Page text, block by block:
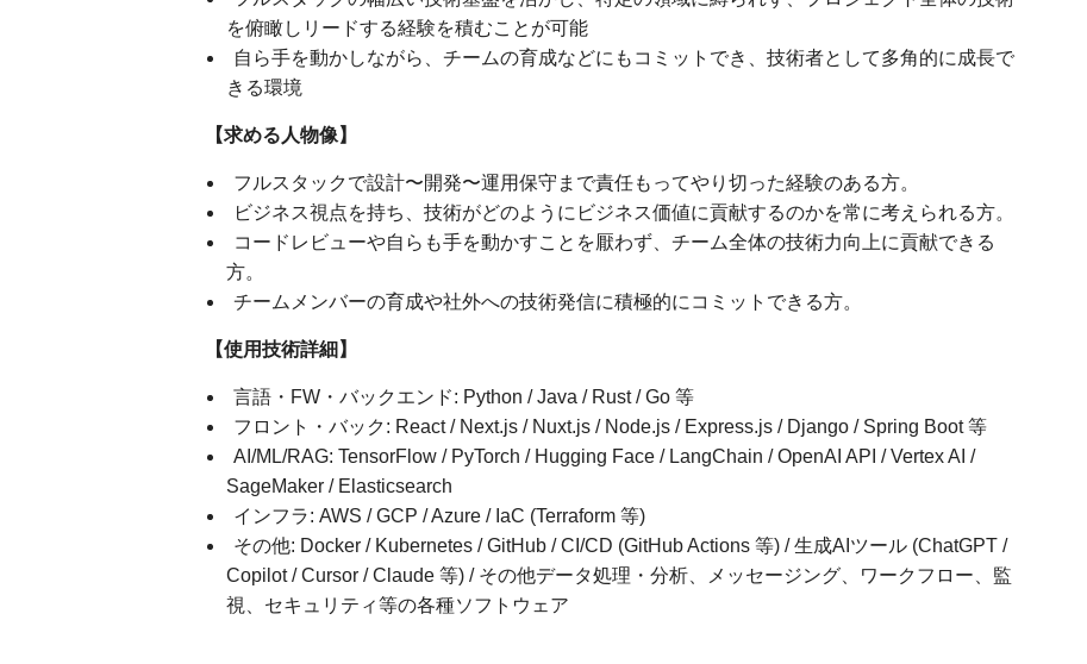
を俯瞰しリードする経験を積むことが可能
自ら手を動かしながら、チームの育成などにもコミットでき、技術者として多角的に成長で
きる環境
【求める人物像】
フルスタックで設計〜開発〜運用保守まで責任もってやり切った経験のある方。
ビジネス視点を持ち、技術がどのようにビジネス価値に貢献するのかを常に考えられる方。
コードレビューや自らも手を動かすことを厭わず、チーム全体の技術力向上に貢献できる
方。
チームメンバーの育成や社外への技術発信に積極的にコミットできる方。
【使用技術詳細】
言語・FW・バックエンド: Python / Java / Rust / Go 等
フロント・バック: React / Next.js / Nuxt.js / Node.js / Express.js / Django / Spring Boot 等
AI/ML/RAG: TensorFlow / PyTorch / Hugging Face / LangChain / OpenAI API / Vertex AI /
SageMaker / Elasticsearch
インフラ: AWS / GCP / Azure / IaC (Terraform 等)
その他: Docker / Kubernetes / GitHub / CI/CD (GitHub Actions 等) / 生成AIツール (ChatGPT /
Copilot / Cursor / Claude 等) / その他データ処理・分析、メッセージング、ワークフロー、監
視、セキュリティ等の各種ソフトウェア